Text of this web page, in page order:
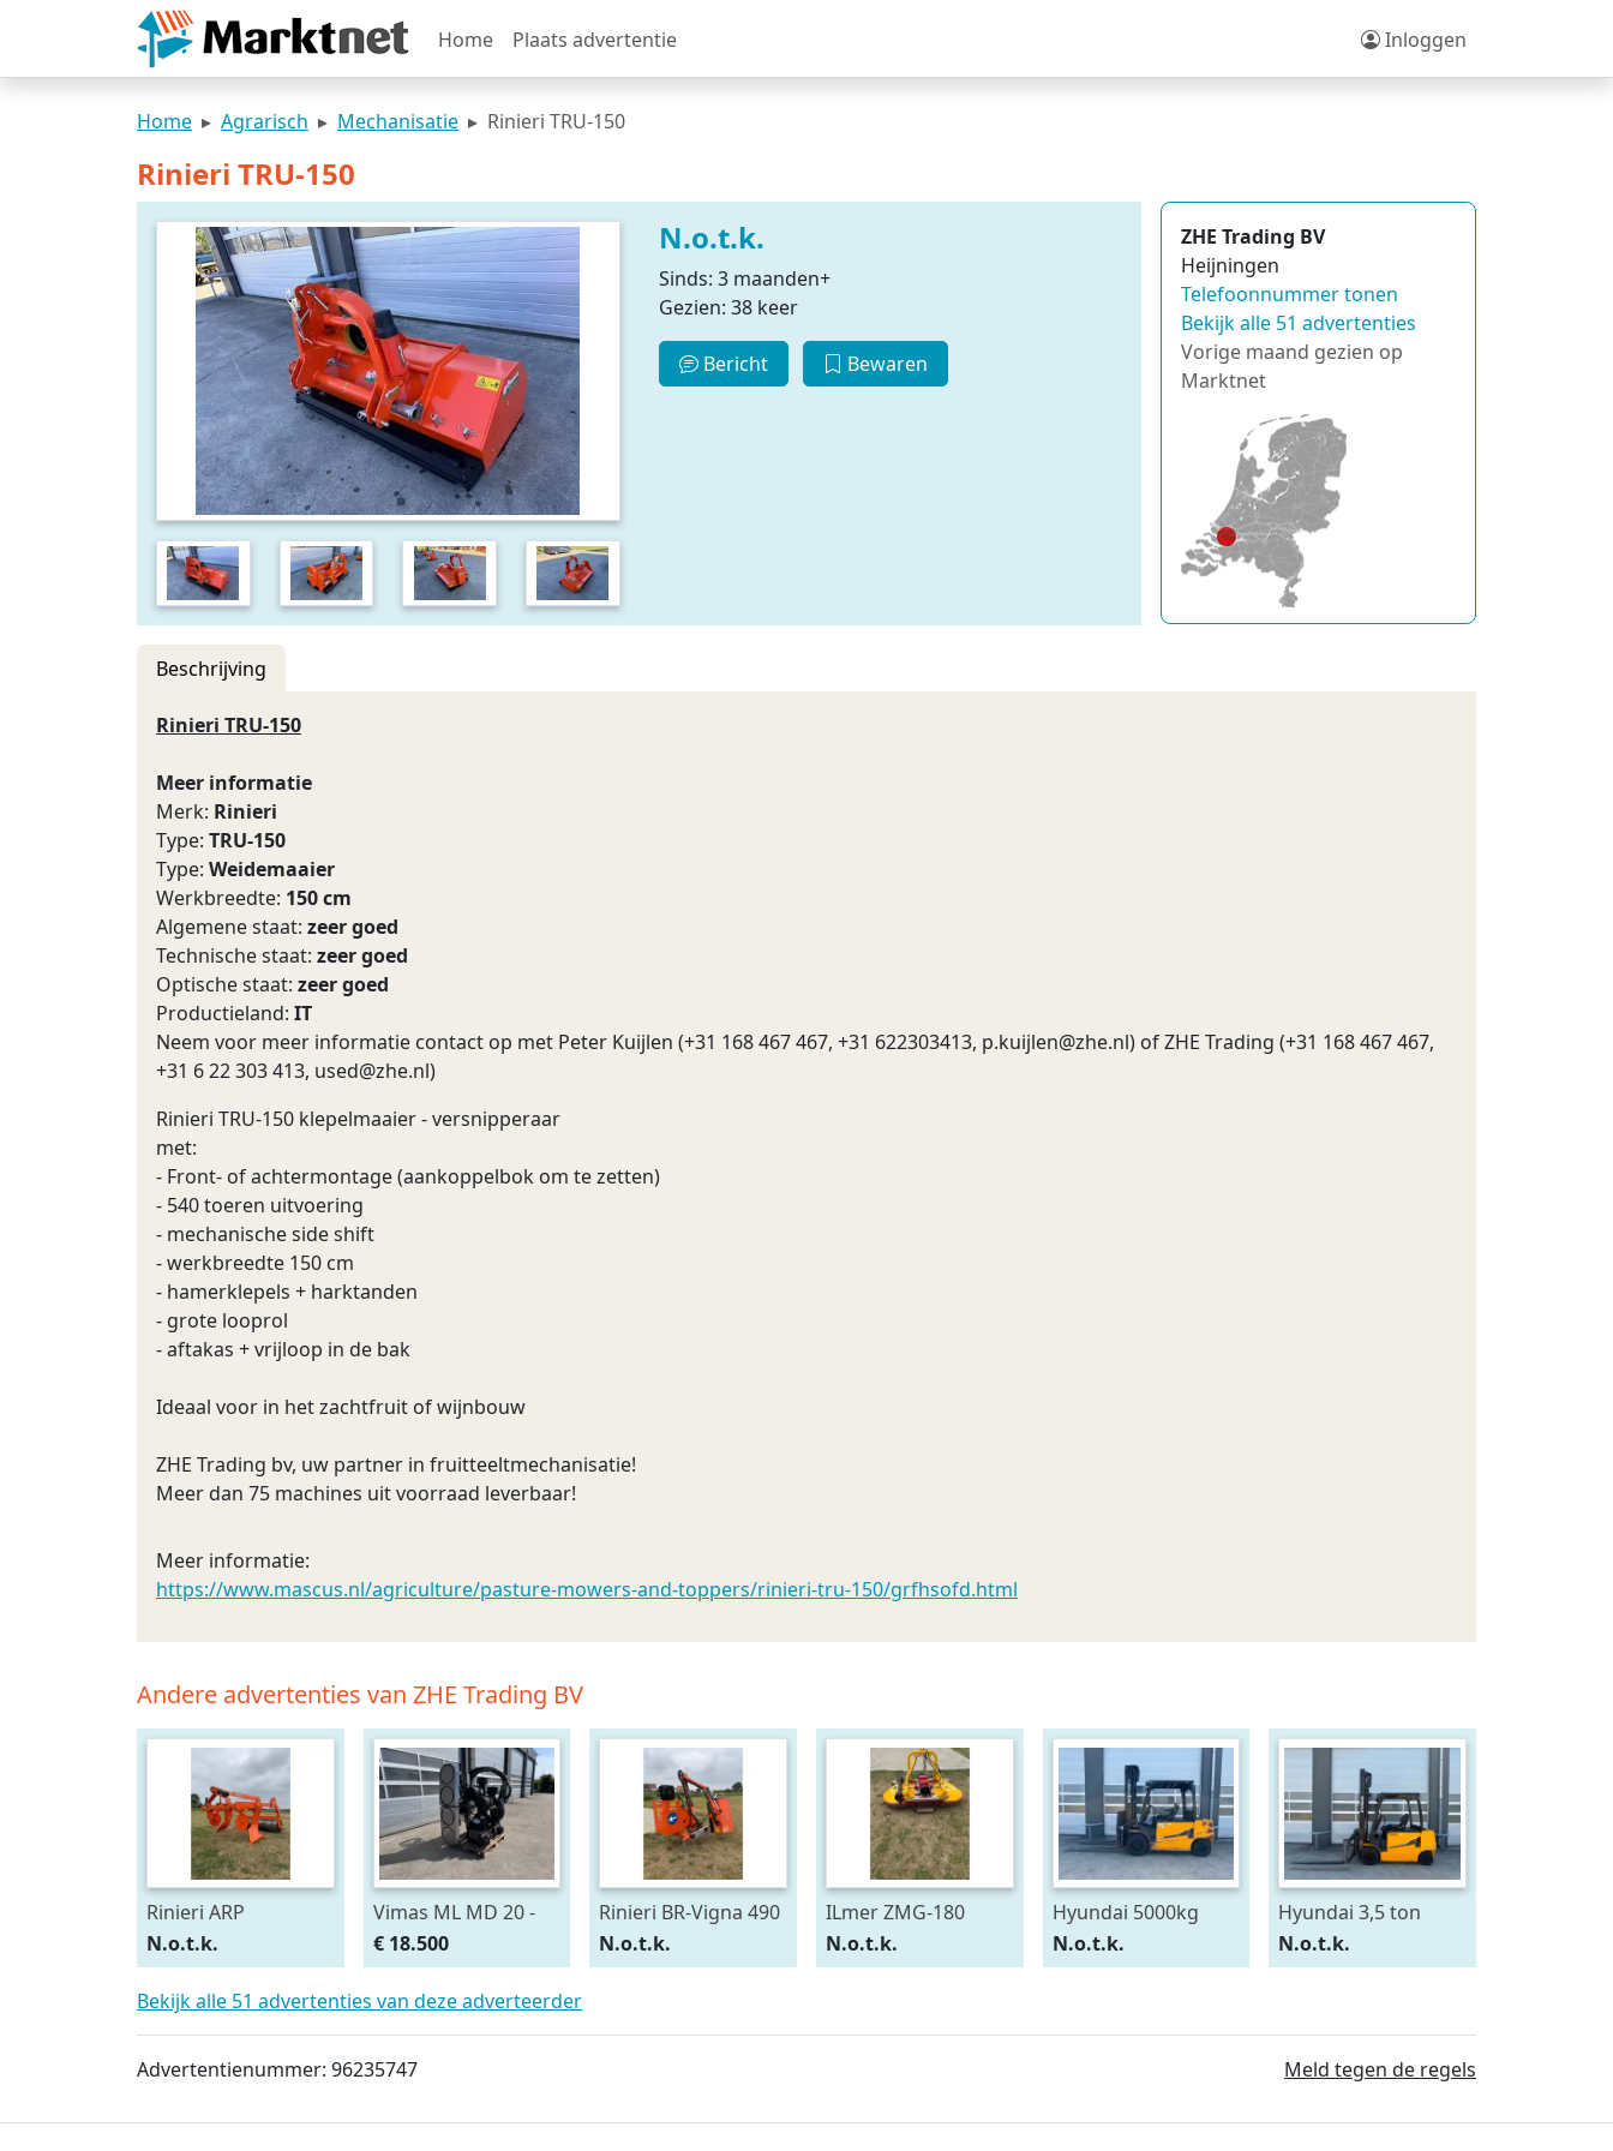
Home Plaats advertentie Inloggen
Home Agrarisch Mechanisatie Rinieri TRU-150
Rinieri TRU-150
N.o.t.k.
Sinds: 3 maanden+
Gezien: 38 keer
Bericht Bewaren
ZHE Trading BV
Heijningen
Telefoonnummer tonen
Bekijk alle 51 advertenties
Vorige maand gezien op
Marktnet
Beschrijving
Rinieri TRU-150
Meer informatie
Merk: Rinieri
Type: TRU-150
Type: Weidemaaier
Werkbreedte: 150 cm
Algemene staat: zeer goed
Technische staat: zeer goed
Optische staat: zeer goed
Productieland: IT
Neem voor meer informatie contact op met Peter Kuijlen (+31 168 467 467, +31 622303413, p.kuijlen@zhe.nl) of ZHE Trading (+31 168 467 467,
+31 6 22 303 413, used@zhe.nl)
Rinieri TRU-150 klepelmaaier - versnipperaar
met:
- Front- of achtermontage (aankoppelbok om te zetten)
- 540 toeren uitvoering
- mechanische side shift
- werkbreedte 150 cm
- hamerklepels + harktanden
- grote looprol
- aftakas + vrijloop in de bak
Ideaal voor in het zachtfruit of wijnbouw
ZHE Trading bv, uw partner in fruitteeltmechanisatie!
Meer dan 75 machines uit voorraad leverbaar!
Meer informatie:
https://www.mascus.nl/agriculture/pasture-mowers-and-toppers/rinieri-tru-150/grfhsofd.html
Andere advertenties van ZHE Trading BV
Rinieri ARP
woelpoot Fruit
N.o.t.k.
Vimas ML MD 20 -
bladblazer
€ 18.500
Rinieri BR-Vigna 490
N.o.t.k.
ILmer ZMG-180
N.o.t.k.
Hyundai 5000kg
elektrische heftruck
forklift 5ton duplex
N.o.t.k.
Hyundai 3,5 ton
elektrische heftruck
3500kg 35BH-9
N.o.t.k.
Bekijk alle 51 advertenties van deze adverteerder
Advertentienummer: 96235747 Meld tegen de regels